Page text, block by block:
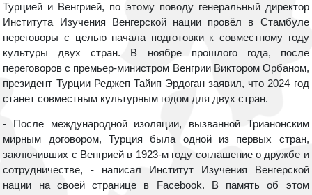
Турцией и Венгрией, по этому поводу генеральный директор
Института Изучения Венгерской нации провёл в Стамбуле
переговоры с целью начала подготовки к совместному году
культуры двух стран. В ноябре прошлого года, после
переговоров с премьер-министром Венгрии Виктором Орбаном,
президент Турции Реджеп Тайип Эрдоган заявил, что 2024 год
станет совместным культурным годом для двух стран.
- После международной изоляции, вызванной Трианонским
мирным договором, Турция была одной из первых стран,
заключивших с Венгрией в 1923-м году соглашение о дружбе и
сотрудничестве, - написал Институт Изучения Венгерской
нации на своей странице в Facebook. В память об этом